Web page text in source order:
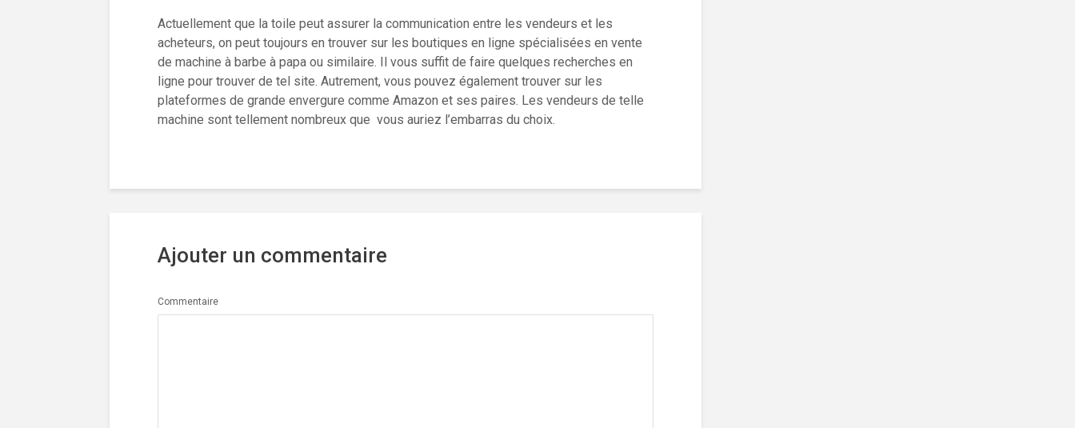
Actuellement que la toile peut assurer la communication entre les vendeurs et les
acheteurs, on peut toujours en trouver sur les boutiques en ligne spécialisées en vente
de machine à barbe à papa ou similaire. Il vous suffit de faire quelques recherches en
ligne pour trouver de tel site. Autrement, vous pouvez également trouver sur les
plateformes de grande envergure comme Amazon et ses paires. Les vendeurs de telle
machine sont tellement nombreux que vous auriez l’embarras du choix.
Ajouter un commentaire
Commentaire